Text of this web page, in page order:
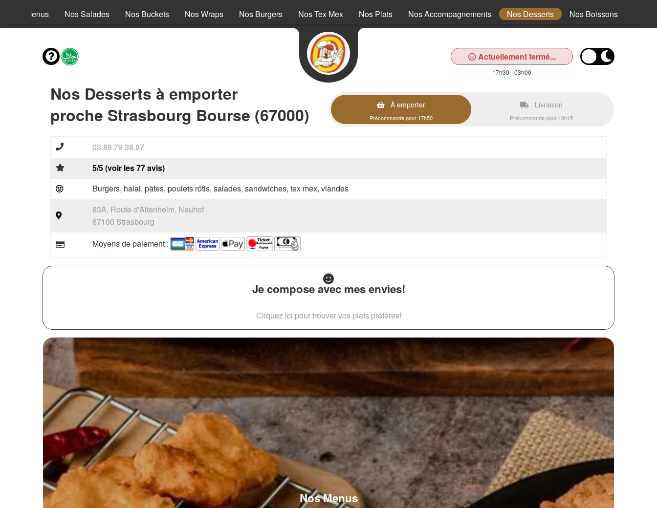
Nos Menus Nos Salades Nos Buckets Nos Wraps Nos Burgers Nos Tex Mex Nos Plats Nos Accompagnements Nos Desserts Nos Boissons
Actuellement fermé...
17h30 - 03h00
Nos Desserts à emporter
proche Strasbourg Bourse (67000)
À emporter
Précommande pour 17h50
Livraison
Précommande pour 18h15
03.88.79.38.07
5/5 (voir les 77 avis)
Burgers, halal, pâtes, poulets rôtis, salades, sandwiches, tex mex, viandes
63A, Route d'Altenheim, Neuhof
67100 Strasbourg
Moyens de paiement :
Je compose avec mes envies!
Cliquez ici pour trouver vos plats préférés!
Nos Menus